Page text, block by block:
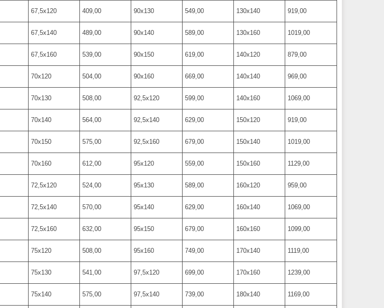
67,5х120 409,00 90х130 549,00 130х140 919,00
67,5х140 489,00 90х140 589,00 130х160 1019,00
67,5х160 539,00 90х150 619,00 140х120 879,00
70х120 504,00 90х160 669,00 140х140 969,00
70х130 508,00 92,5х120 599,00 140х160 1069,00
70х140 564,00 92,5х140 629,00 150х120 919,00
70х150 575,00 92,5х160 679,00 150х140 1019,00
70х160 612,00 95х120 559,00 150х160 1129,00
72,5х120 524,00 95х130 589,00 160х120 959,00
72,5х140 570,00 95х140 629,00 160х140 1069,00
72,5х160 632,00 95х150 679,00 160х160 1099,00
75х120 508,00 95х160 749,00 170х140 1119,00
75х130 541,00 97,5х120 699,00 170х160 1239,00
75х140 575,00 97,5х140 739,00 180х140 1169,00